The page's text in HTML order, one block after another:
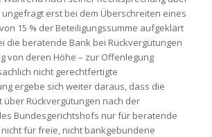
erst bei dem Überschreiten eines
15 % der Beteiligungssumme aufgeklärt
die beratende Bank bei Rückvergütungen
von deren Höhe – zur Offenlegung
nicht gerechtfertigte
ergebe sich weiter daraus, dass die
Rückvergütungen nach der
Bundesgerichtshofs nur für beratende
für freie, nicht bankgebundene